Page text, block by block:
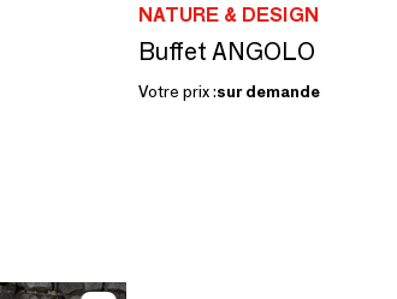
NATURE & DESIGN
Buffet ANGOLO
Votre prix :sur demande